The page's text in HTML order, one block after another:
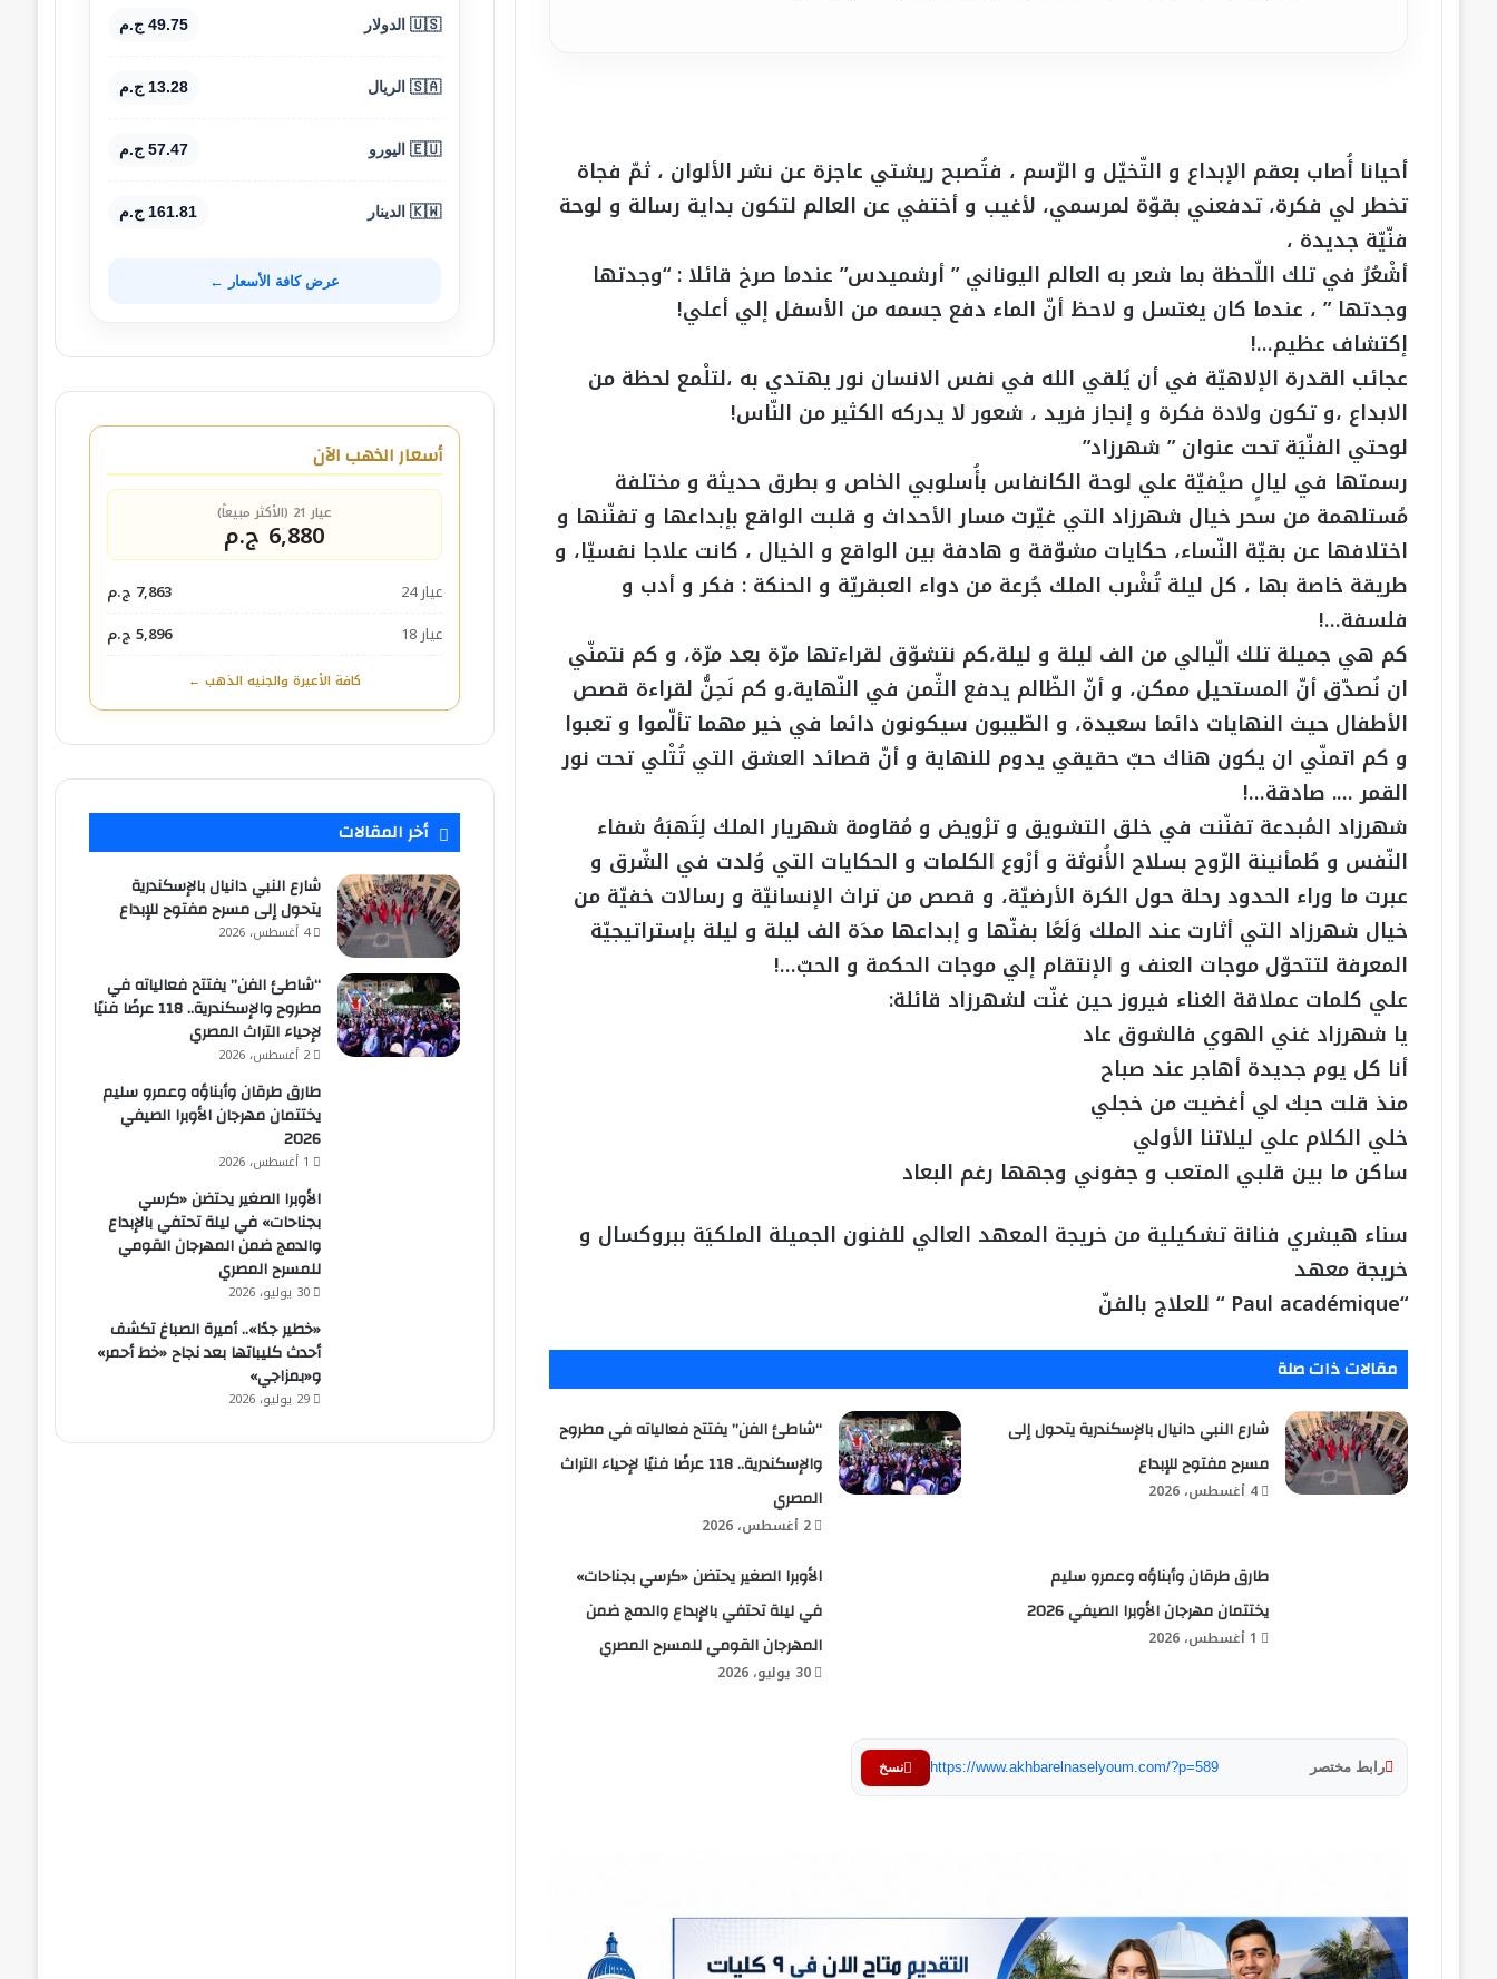
أحيانا أُصاب بعقم الإبداع و التّخيّل و الرّسم ، فتُصبح ريشتي عاجزة عن نشر الألوان ، ثمّ فجاة
تخطر لي فكرة، تدفعني بقوّة لمرسمي، لأغيب و أختفي عن العالم لتكون بداية رسالة و لوحة
فنّيّة جديدة ،
أشْعُرُ في تلك اللّحظة بما شعر به العالم اليوناني ” أرشميدس” عندما صرخ قائلا : “وجدتها
وجدتها ” ، عندما كان يغتسل و لاحظ أنّ الماء دفع جسمه من الأسفل إلي أعلي!
إكتشاف عظيم…!
عجائب القدرة الإلاهيّة في أن يُلقي الله في نفس الانسان نور يهتدي به ،لتلْمع لحظة من
الابداع ،و تكون ولادة فكرة و إنجاز فريد ، شعور لا يدركه الكثير من النّاس!
لوحتي الفنّيَة تحت عنوان ” شهرزاد”
رسمتها في ليالٍ صيْفيّة علي لوحة الكانفاس بأُسلوبي الخاص و بطرق حديثة و مختلفة
مُستلهمة من سحر خيال شهرزاد التي غيّرت مسار الأحداث و قلبت الواقع بإبداعها و تفنّنها و
اختلافها عن بقيّة النّساء، حكايات مشوّقة و هادفة بين الواقع و الخيال ، كانت علاجا نفسيّا، و
طريقة خاصة بها ، كل ليلة تُشْرب الملك جُرعة من دواء العبقريّة و الحنكة : فكر و أدب و
فلسفة…!
كم هي جميلة تلك الّيالي من الف ليلة و ليلة،كم نتشوّق لقراءتها مرّة بعد مرّة، و كم نتمنّي
ان نُصدّق أنّ المستحيل ممكن، و أنّ الظّالم يدفع الثّمن في النّهاية،و كم نَحِنُّ لقراءة قصص
الأطفال حيث النهايات دائما سعيدة، و الطّيبون سيكونون دائما في خير مهما تألّموا و تعبوا
و كم اتمنّي ان يكون هناك حبّ حقيقي يدوم للنهاية و أنّ قصائد العشق التي تُتْلي تحت نور
القمر …. صادقة…!
شهرزاد المُبدعة تفنّنت في خلق التشويق و ترْويض و مُقاومة شهريار الملك لِتَهبَهُ شفاء
النّفس و طُمأنينة الرّوح بسلاح الأُنوثة و أرْوع الكلمات و الحكايات التي وُلدت في الشّرق و
عبرت ما وراء الحدود رحلة حول الكرة الأرضيّة، و قصص من تراث الإنسانيّة و رسالات خفيّة من
خيال شهرزاد التي أثارت عند الملك وَلَعًا بفنّها و إبداعها مدَة الف ليلة و ليلة بإستراتيجيّة
المعرفة لتتحوّل موجات العنف و الإنتقام إلي موجات الحكمة و الحبّ…!
علي كلمات عملاقة الغناء فيروز حين غنّت لشهرزاد قائلة:
يا شهرزاد غني الهوي فالشوق عاد
أنا كل يوم جديدة أهاجر عند صباح
منذ قلت حبك لي أغضيت من خجلي
خلي الكلام علي ليلاتنا الأولي
ساكن ما بين قلبي المتعب و جفوني وجهها رغم البعاد
سناء هيشري فنانة تشكيلية من خريجة المعهد العالي للفنون الجميلة الملكيَة ببروكسال و
خريجة معهد
“Paul académique “ للعلاج بالفنّ
مقالات ذات صلة
شارع النبي دانيال بالإسكندرية يتحول إلى
مسرح مفتوح للإبداع
4 أغسطس، 2026
“شاطئ الفن” يفتتح فعالياته في مطروح
والإسكندرية.. 118 عرضًا فنيًا لإحياء التراث
المصري
2 أغسطس، 2026
طارق طرقان وأبناؤه وعمرو سليم
يختتمان مهرجان الأوبرا الصيفي 2026
1 أغسطس، 2026
الأوبرا الصغير يحتضن «كرسي بجناحات»
في ليلة تحتفي بالإبداع والدمج ضمن
المهرجان القومي للمسرح المصري
30 يوليو، 2026
رابط مختصر https://www.akhbarelnaselyoum.com/?p=589 نسخ
مع بسمة عطا بأغنيتي «يا ويلتي» و«هنغني»
🇺🇸 الدولار 49.75 ج.م
🇸🇦 الريال 13.28 ج.م
🇪🇺 اليورو 57.47 ج.م
🇰🇼 الدينار 161.81 ج.م
عرض كافة الأسعار ←
أسعار الذهب الآن
عيار 21 (الأكثر مبيعاً)
6,880 ج.م
عيار 24
7,863 ج.م
عيار 18
5,896 ج.م
كافة الأعيرة والجنيه الذهب ←
أخر المقالات
شارع النبي دانيال بالإسكندرية
يتحول إلى مسرح مفتوح للإبداع
4 أغسطس، 2026
“شاطئ الفن” يفتتح فعالياته في
مطروح والإسكندرية.. 118 عرضًا فنيًا
لإحياء التراث المصري
2 أغسطس، 2026
طارق طرقان وأبناؤه وعمرو سليم
يختتمان مهرجان الأوبرا الصيفي
2026
1 أغسطس، 2026
الأوبرا الصغير يحتضن «كرسي
بجناحات» في ليلة تحتفي بالإبداع
والدمج ضمن المهرجان القومي
للمسرح المصري
30 يوليو، 2026
«خطير جدًا».. أميرة الصباغ تكشف
أحدث كليباتها بعد نجاح «خط أحمر»
و«بمزاجي»
29 يوليو، 2026